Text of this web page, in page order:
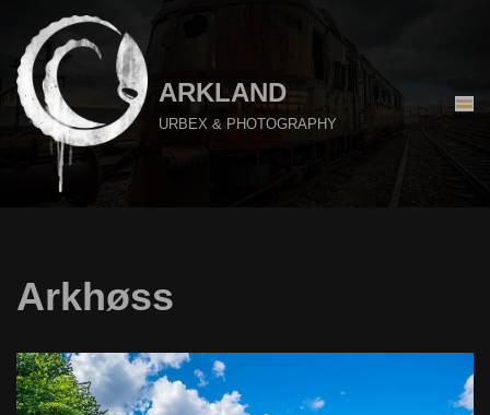
Aller
au
contenu
ARKLAND
URBEX & PHOTOGRAPHY
Arkhøss